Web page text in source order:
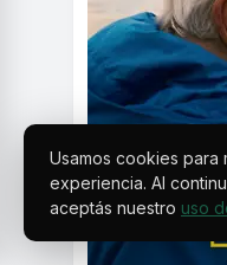
Usamos cookies para
experiencia. Al
aceptás nuestro uso